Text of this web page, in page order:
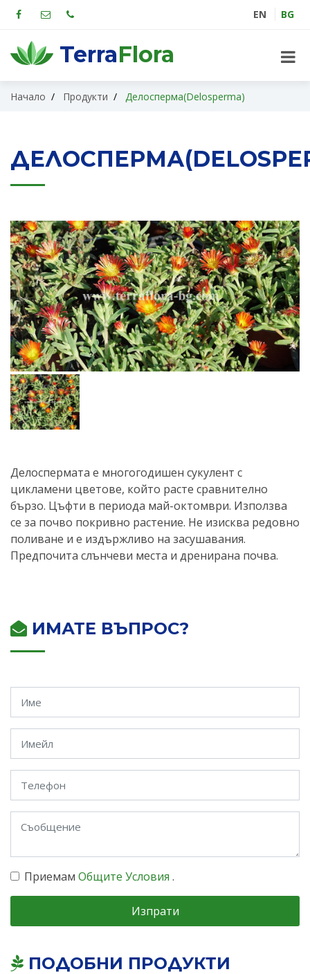
EN BG
TerraFlora
Начало Продукти Делосперма(Delosperma)
Делоспермата е многогодишен сукулент с
цикламени цветове, който расте сравнително
бързо. Цъфти в периода май-октомври. Използва
се за почво покривно растение. Не изисква редовно
поливане и е издържливо на засушавания.
Предпочита слънчеви места и дренирана почва.
ИМАТЕ ВЪПРОС?
Приемам Общите Условия .
Изпрати
ПОДОБНИ ПРОДУКТИ